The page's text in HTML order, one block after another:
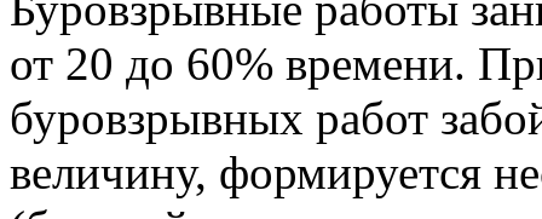
от 20 до 60% времени.
буровзрывных работ
величину, формируется